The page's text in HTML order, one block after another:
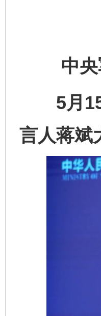
中央军
5月15
言人蒋斌